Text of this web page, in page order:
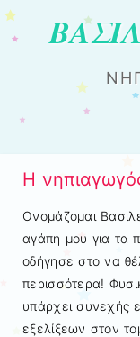
Η
Ονομάζομαι
αγάπη μου για τα
οδήγησε στο να
περισσότερα!
υπάρχει συνεχής
εξελίξεων στον